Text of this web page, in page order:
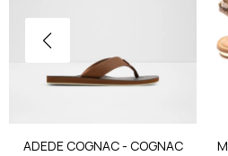
ADEDE COGNAC - COGNAC